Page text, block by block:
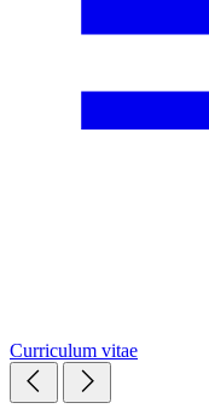
Curriculum vitae